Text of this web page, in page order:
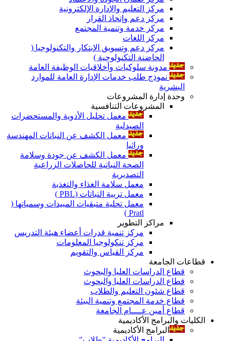
مركز التعليم والإدارة الإلكترونية
مركز دعم وإتخاذ القرار
مركز خدمة وتنمية المجتمع
مركز اللغات
مركز دعم وتسويق الإبتكار والتكنولوجيا (
الحاضنة التكنولوجية )
مدونة سلوكيات وأخلاقيات الوظيفة العامة
نموذج طلب خدمات الإدارة العامة للموارد
البشرية
وحدة إدارة المشروعات
المشروعات التنافسية
معمل تحليل الأدوية والمستحضرات
الصيدلية
معمل الكشف عن النباتات المهندسة
وراثيا
معمل الكشف عن جودة وسلامة
الصحة النباتية للحاصلات الزراعية
التصديرية
معمل سلامة الغذاء والتغذية
معمل تربية النباتات (PBL )
معمل تحلية متبقيات المبيدات وسمياتها (
Pratl )
مراكز التطوير
مركز تنمية قدرات أعضاء هيئة التدريس
مركز تنكولوجيا المعلومات
مركز القياس والتقويم
قطاعات الجامعة
قطاع الدراسات العليا والبحوث
قطاع الدراسات العليا والبحوث
قطاع شئون التعليم والطلاب
قطاع خدمة المجتمع وتنمية البيئة
قطاع أمين عــــام الجامعة
الكليات والبرامج الأكاديمية
البرامج الأكاديمية